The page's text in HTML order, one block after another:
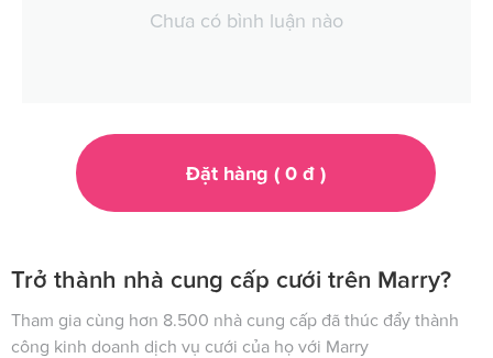
Chưa có bình luận nào
Đặt hàng ( 0đ )
Trở thành nhà cung cấp cưới trên Marry?
Tham gia cùng hơn 8.500 nhà cung cấp đã thúc đẩy thành
công kinh doanh dịch vụ cưới của họ với Marry